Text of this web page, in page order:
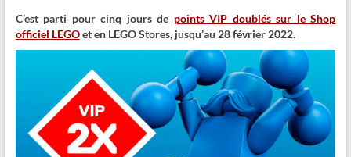
C’est parti pour cinq jours de points VIP doublés sur le Shop
officiel LEGOet en LEGO Stores, jusqu’au 28 février 2022.